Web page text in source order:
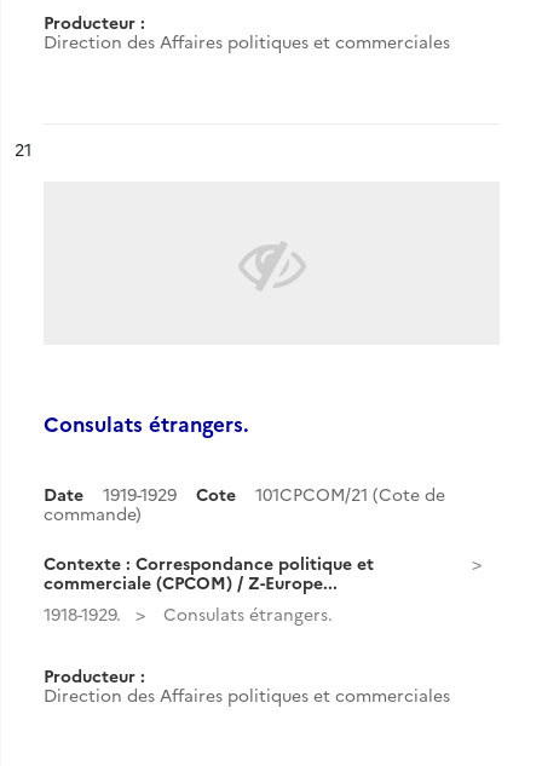
Producteur :
Direction des Affaires politiques et commerciales
n°
21
Consulats étrangers.
Date 1919-1929 Cote
101CPCOM/21 (Cote de
commande)
Contexte : Correspondance politique et
commerciale (CPCOM) / Z-Europe...
1918-1929.
Consulats étrangers.
Producteur :
Direction des Affaires politiques et commerciales